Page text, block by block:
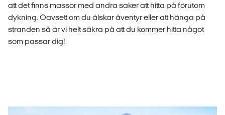
att det finns massor med andra saker att hitta på förutom
dykning. Oavsett om du älskar äventyr eller att hänga på
stranden så är vi helt säkra på att du kommer hitta något
som passar dig!